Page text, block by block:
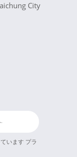
City
います プラ